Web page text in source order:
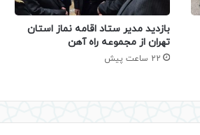
بازدید مدیر ستاد اقامه نماز استان
تهران از مجموعه راه آهن
22 ساعت پیش